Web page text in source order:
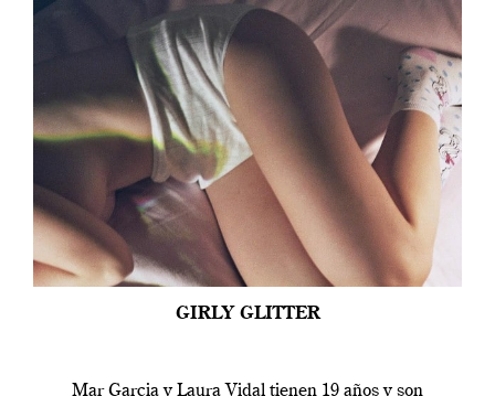
GIRLY GLITTER
Mar Garcia y Laura Vidal tienen 19 años y son